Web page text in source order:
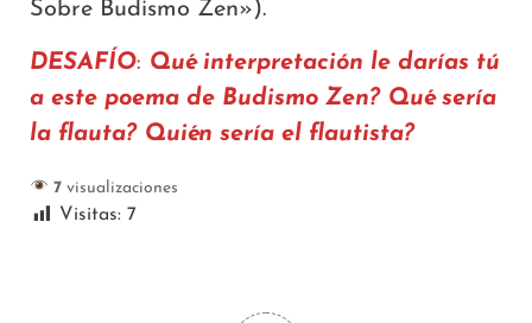
Sobre Budismo Zen»).
DESAFÍO: Qué interpretación le darías tú
a este poema de Budismo Zen? Qué sería
la flauta? Quién sería el flautista?
7visualizaciones
Visitas: 7